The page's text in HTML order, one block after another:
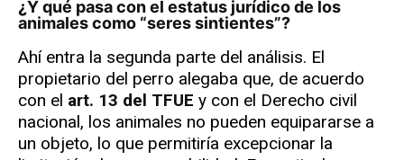
¿Y qué pasa con el estatus jurídico de los
animales como “seres sintientes”?
Ahí entra la segunda parte del análisis. El
propietario del perro alegaba que, de acuerdo
con el art. 13 del TFUE y con el Derecho civil
nacional, los animales no pueden equipararse a
un objeto, lo que permitiría excepcionar la